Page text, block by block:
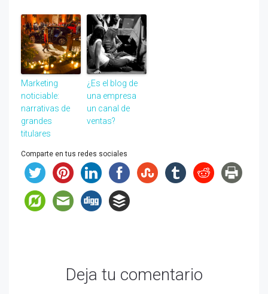
Marketing
noticiable:
narrativas de
grandes
titulares
¿Es el blog de
una empresa
un canal de
ventas?
Comparte en tus redes sociales
Deja tu comentario